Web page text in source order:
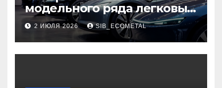
модельного ряда легковых
автомобилей 2026 года
2 ИЮЛЯ 2026 SIB_ECOMETAL